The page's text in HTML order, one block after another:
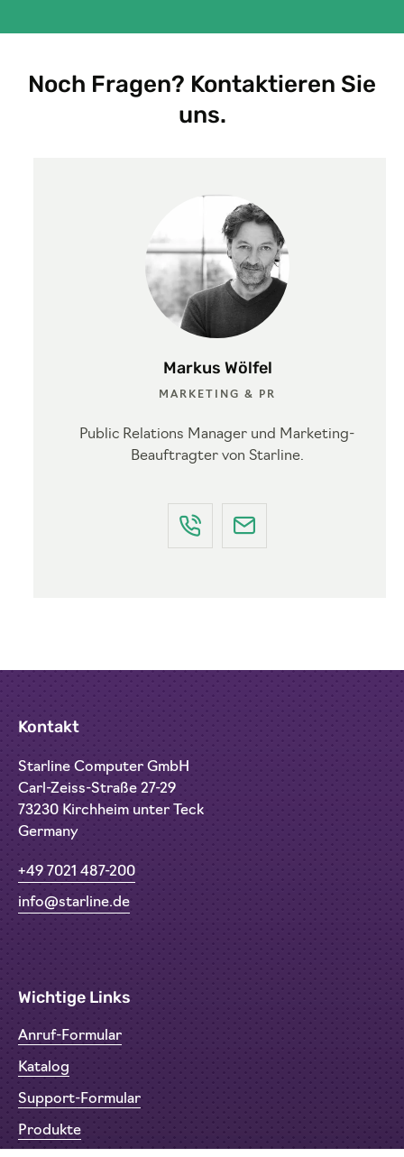
Noch Fragen? Kontaktieren Sie
uns.
Markus Wölfel
MARKETING & PR
Public Relations Manager und Marketing-
Beauftragter von Starline.
Kontakt
Starline Computer GmbH
Carl-Zeiss-Straße 27-29
73230 Kirchheim unter Teck
Germany
+49 7021 487-200
info@starline.de
Wichtige Links
Anruf-Formular
Katalog
Support-Formular
Produkte